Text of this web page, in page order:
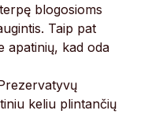
blogosioms
Taip pat
apatinių, kad oda
keliu plintančių